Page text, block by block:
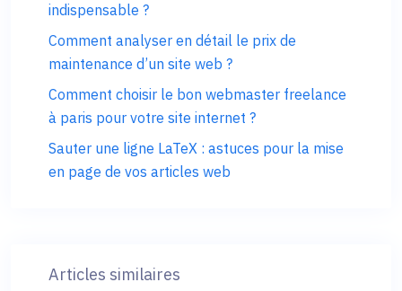
indispensable ?
Comment analyser en détail le prix de
maintenance d’un site web ?
Comment choisir le bon webmaster freelance
à paris pour votre site internet ?
Sauter une ligne LaTeX : astuces pour la mise
en page de vos articles web
Articles similaires